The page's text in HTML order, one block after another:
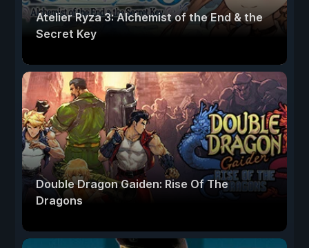
Atelier Ryza 3: Alchemist of the End & the
Secret Key
Double Dragon Gaiden: Rise Of The
Dragons